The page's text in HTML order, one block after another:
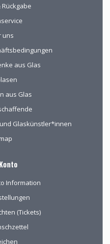
uns
aus Glas
aus Glas
Glaskünstler*innen
Information
(Tickets)